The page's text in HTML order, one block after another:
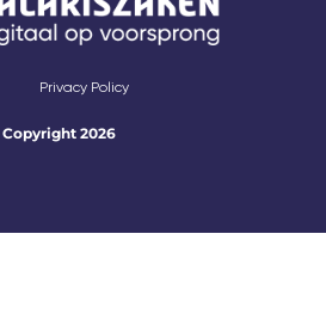
Privacy Policy
Copyright 2026